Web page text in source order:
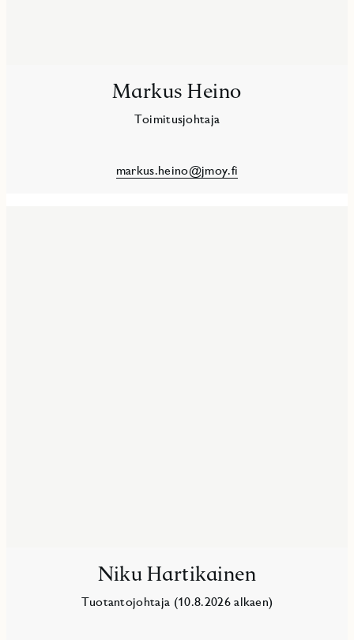
Markus Heino
Toimitusjohtaja
markus.heino@jmoy.fi
Niku Hartikainen
Tuotantojohtaja (10.8.2026 alkaen)